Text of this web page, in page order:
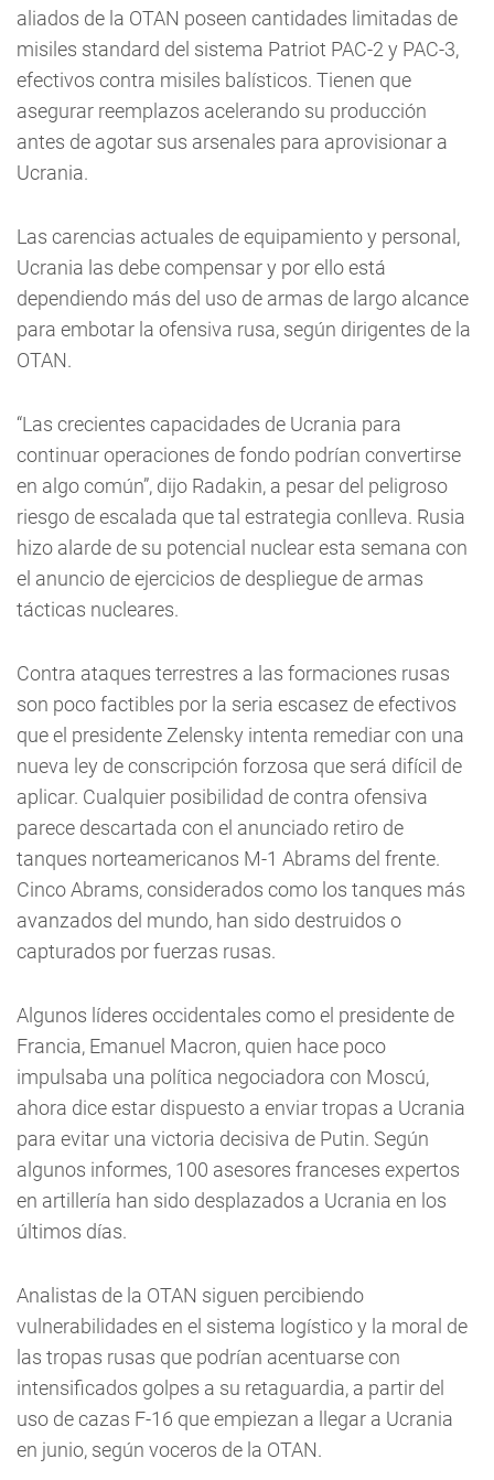
aliados de la OTAN poseen cantidades limitadas de
misiles standard del sistema Patriot PAC-2 y PAC-3,
efectivos contra misiles balísticos. Tienen que
asegurar reemplazos acelerando su producción
antes de agotar sus arsenales para aprovisionar a
Ucrania.
Las carencias actuales de equipamiento y personal,
Ucrania las debe compensar y por ello está
dependiendo más del uso de armas de largo alcance
para embotar la ofensiva rusa, según dirigentes de la
OTAN.
“Las crecientes capacidades de Ucrania para
continuar operaciones de fondo podrían convertirse
en algo común”, dijo Radakin, a pesar del peligroso
riesgo de escalada que tal estrategia conlleva. Rusia
hizo alarde de su potencial nuclear esta semana con
el anuncio de ejercicios de despliegue de armas
tácticas nucleares.
Contra ataques terrestres a las formaciones rusas
son poco factibles por la seria escasez de efectivos
que el presidente Zelensky intenta remediar con una
nueva ley de conscripción forzosa que será difícil de
aplicar. Cualquier posibilidad de contra ofensiva
parece descartada con el anunciado retiro de
tanques norteamericanos M-1 Abrams del frente.
Cinco Abrams, considerados como los tanques más
avanzados del mundo, han sido destruidos o
capturados por fuerzas rusas.
Algunos líderes occidentales como el presidente de
Francia, Emanuel Macron, quien hace poco
impulsaba una política negociadora con Moscú,
ahora dice estar dispuesto a enviar tropas a Ucrania
para evitar una victoria decisiva de Putin. Según
algunos informes, 100 asesores franceses expertos
en artillería han sido desplazados a Ucrania en los
últimos días.
Analistas de la OTAN siguen percibiendo
vulnerabilidades en el sistema logístico y la moral de
las tropas rusas que podrían acentuarse con
intensificados golpes a su retaguardia, a partir del
uso de cazas F-16 que empiezan a llegar a Ucrania
en junio, según voceros de la OTAN.